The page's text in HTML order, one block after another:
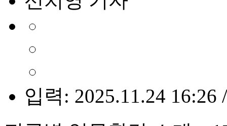
입력: 2025.11.24 16:26